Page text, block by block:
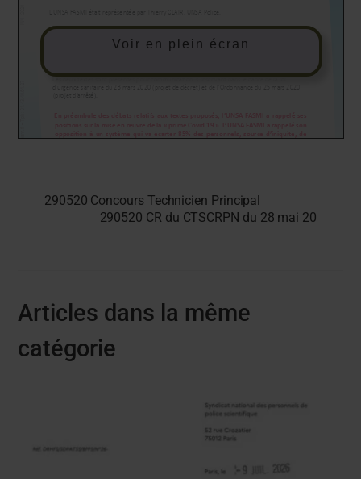
Voir en plein écran
290520 Concours Technicien Principal
290520 CR du CTSCRPN du 28 mai 20
Articles dans la même
catégorie